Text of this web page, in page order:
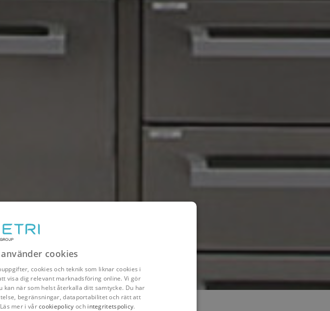
cookies
cookies och teknik som liknar cookies i
visa dig relevant marknadsföring online. Vi gör
när som helst återkalla ditt samtycke. Du har
begränsningar, dataportabilitet och rätt att
mer i vårcookiepolicy och integritetspolicy.